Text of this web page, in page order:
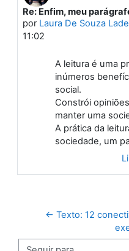
Em resposta à Primeiro
Re: Enfim, meu
por Laura De Souza
11:02
A leitura é uma
inúmeros
social.
Constrói
manter uma
A prática da
sociedade, um
← Texto: 12